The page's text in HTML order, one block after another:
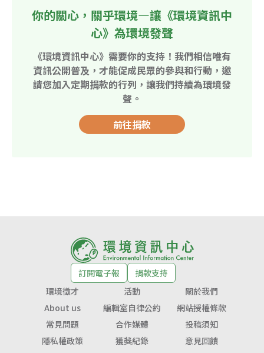
你的關心，關乎環境—讓《環境資訊中
心》為環境發聲
《環境資訊中心》需要你的支持！我們相信唯有
資訊公開普及，才能促成民眾的參與和行動，邀
請您加入定期捐款的行列，讓我們持續為環境發
聲。
前往捐款
訂閱電子報
捐款支持
環境徵才
活動
關於我們
About us
編輯室自律公約
網站授權條款
常見問題
合作媒體
投稿須知
隱私權政策
獲獎紀錄 意見回饋